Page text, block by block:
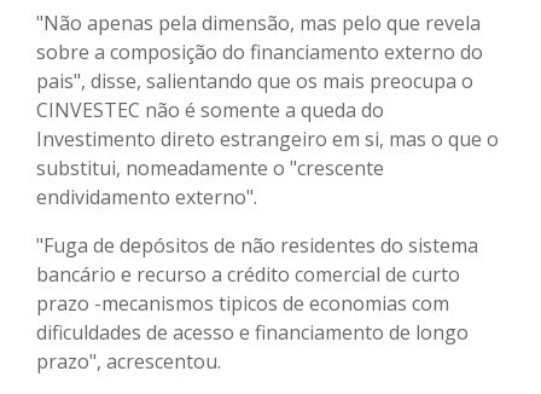
"Não apenas pela dimensão, mas pelo que revela
sobre a composição do financiamento externo do
pais", disse, salientando que os mais preocupa o
CINVESTEC não é somente a queda do
Investimento direto estrangeiro em si, mas o que o
substitui, nomeadamente o "crescente
endividamento externo".
"Fuga de depósitos de não residentes do sistema
bancário e recurso a crédito comercial de curto
prazo -mecanismos tipicos de economias com
dificuldades de acesso e financiamento de longo
prazo", acrescentou.